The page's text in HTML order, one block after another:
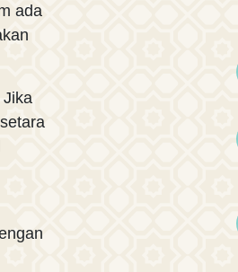
ada
Jika